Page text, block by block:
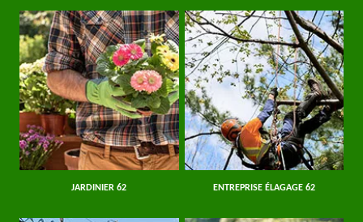
JARDINIER 62 ENTREPRISE ÉLAGAGE 62